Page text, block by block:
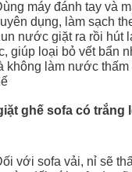
máy đánh tay và
dụng, làm sạch
nước giặt ra rồi hút
giúp loại bỏ vết bẩn
không làm nước thấm
ghế sofa có trắng
với sofa vải, nỉ sẽ